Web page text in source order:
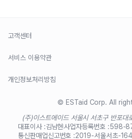
고객센터
서비스 이용약관
개인정보처리방침
© ESTaid Corp. All
(주)이스트에이드 서울시 서초구 반포대
대표이사 :김남현사업자등록번호 :598-
통신판매업신고번호 :2019-서울서초-